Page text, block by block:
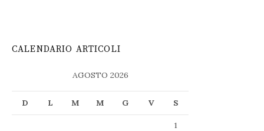
CALENDARIO ARTICOLI
AGOSTO 2026
D L M M G V S
1